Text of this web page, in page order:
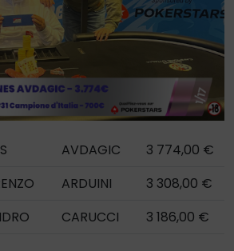
AVDAGIC
3 774,00 €
ARDUINI
3 308,00 €
CARUCCI 3 186,00 €